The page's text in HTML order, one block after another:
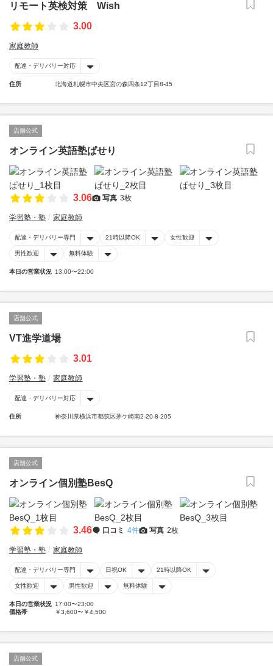
リモート英検対策 Wish
3.00
家庭教師
配達・デリバリー対応
住所 北海道札幌市中央区宮の森四条12丁目8-45
店舗公式
オンライン英語塾ぱせり
3.06 写真 3枚
学習塾・塾 家庭教師
配達・デリバリー専門 21時以降OK 女性歓迎
男性歓迎 無料体験
本日の営業状況 13:00〜22:00
店舗公式
VT進学道場
3.01
学習塾・塾 家庭教師
配達・デリバリー対応
住所 神奈川県横浜市都筑区茅ケ崎南2-20-8-205
店舗公式
オンライン個別塾BesQ
3.46 口コミ 4件 写真 2枚
学習塾・塾 家庭教師
配達・デリバリー専門 日祝OK 21時以降OK
女性歓迎 男性歓迎 無料体験
本日の営業状況 17:00〜23:00
価格帯
￥3,600〜￥4,500
店舗公式